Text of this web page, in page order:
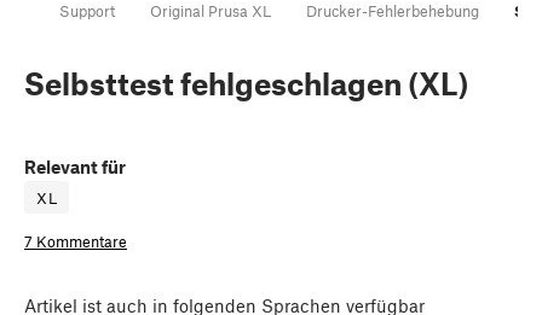
Support Original Prusa XL Drucker-Fehlerbehebung
Selbsttest fehlgeschlagen (XL)
Relevant für
XL
7 Kommentare
Artikel ist auch in folgenden Sprachen verfügbar